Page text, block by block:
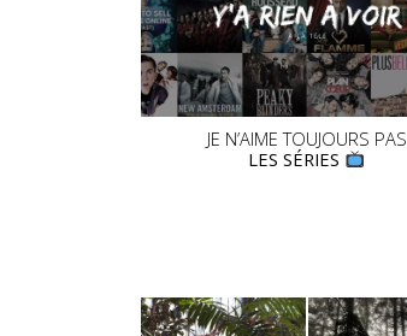
JE N’AIME TOUJOURS PAS
LES SÉRIES